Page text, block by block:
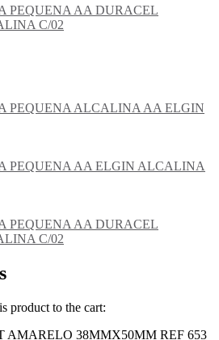
PEQUENA AA DURACEL
C/02
PEQUENA ALCALINA AA ELGIN
PEQUENA AA ELGIN ALCALINA
PEQUENA AA DURACEL
C/02
product to the cart:
AMARELO 38MMX50MM REF 653